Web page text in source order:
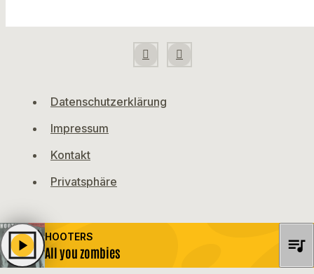
Datenschutzerklärung
Impressum
Kontakt
Privatsphäre
HOOTERS
All you zombies
play_arrow queue_music